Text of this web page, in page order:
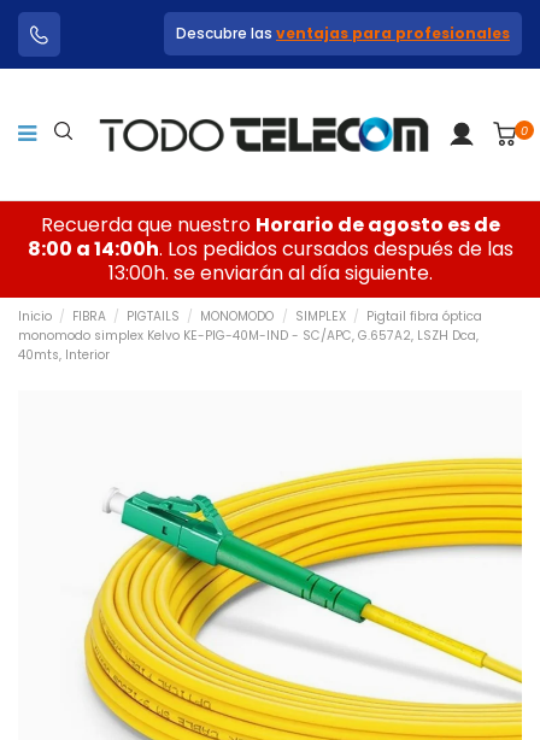
Descubre las ventajas para profesionales
0
Recuerda que nuestro Horario de agosto es de
8:00 a 14:00h. Los pedidos cursados después de las
13:00h. se enviarán al día siguiente.
Inicio FIBRA PIGTAILS MONOMODO SIMPLEX
Pigtail fibra óptica
monomodo simplex Kelvo KE-PIG-40M-IND - SC/APC, G.657A2, LSZH Dca,
40mts, Interior